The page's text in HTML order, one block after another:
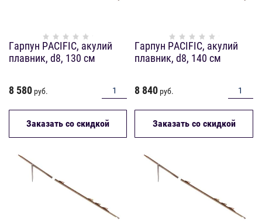
Гарпун PACIFIC, акулий
плавник, d8, 130 см
8 580 руб.
Заказать со скидкой
Гарпун PACIFIC, акулий
плавник, d8, 140 см
8 840 руб.
Заказать со скидкой